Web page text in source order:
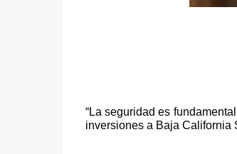
“La seguridad es
inversiones a Baja California